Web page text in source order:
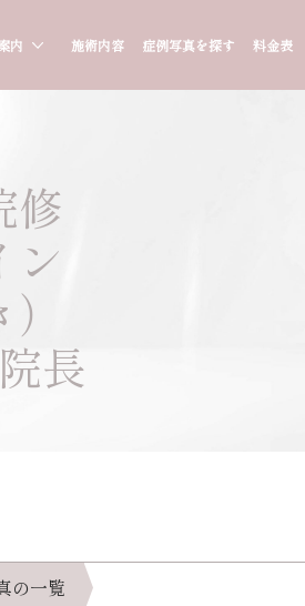
内 施術内容 症例写真を探す 料金表
修
ン
長
の一覧